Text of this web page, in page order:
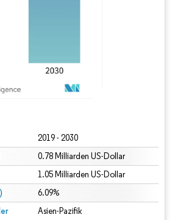
2019 - 2030
0.78 Milliarden US-Dollar
1.05 Milliarden US-Dollar
6.09%
Asien-Pazifik